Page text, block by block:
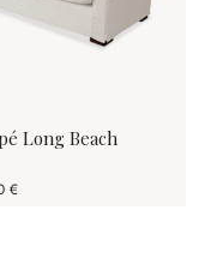
Long Beach
€